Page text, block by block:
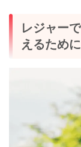
レジャー
えるために